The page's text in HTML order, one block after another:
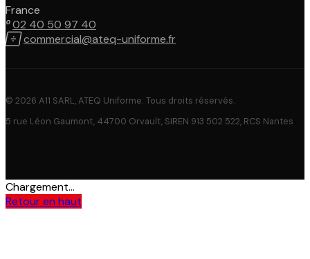
France
02 40 50 97 40
commercial@ateq-uniforme.fr
© 2026 A11 SARL, ATEQ Uniforme. Tous droits réservés.
5 rue Léon Gaumont, 44700 Orvault, SIREN 913 502 522, RCS Nantes
Chargement...
Retour en haut